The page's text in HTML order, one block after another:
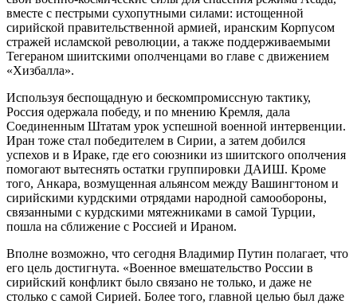
вместе с пестрыми сухопутными силами: истощенной
сирийской правительственной армией, иранским Корпусом
стражей исламской революции, а также поддерживаемыми
Тегераном шиитскими ополченцами во главе с движением
«Хизбалла».
Используя беспощадную и бескомпромиссную тактику,
Россия одержала победу, и по мнению Кремля, дала
Соединенным Штатам урок успешной военной интервенции.
Иран тоже стал победителем в Сирии, а затем добился
успехов и в Ираке, где его союзники из шиитского ополчения
помогают вытеснять остатки группировки ДАИШ. Кроме
того, Анкара, возмущенная альянсом между Вашингтоном и
сирийскими курдскими отрядами народной самообороны,
связанными с курдскими мятежниками в самой Турции,
пошла на сближение с Россией и Ираном.
Вполне возможно, что сегодня Владимир Путин полагает, что
его цель достигнута. «Военное вмешательство России в
сирийский конфликт было связано не только, и даже не
столько с самой Сирией. Более того, главной целью был даже